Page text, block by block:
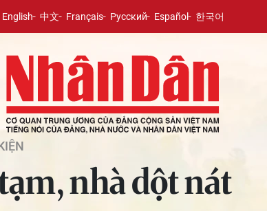
English 中文 Français Русский Español 한국어
nhà dột nát